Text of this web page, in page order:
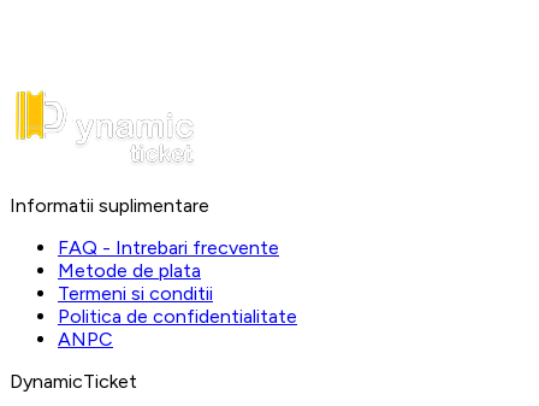
Informatii suplimentare
FAQ - Intrebari frecvente
Metode de plata
Termeni si conditii
Politica de confidentialitate
ANPC
DynamicTicket